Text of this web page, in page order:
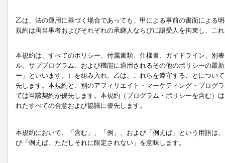
乙は、法の運用に基づく場合であっても、甲による事前の書面による
規約は両当事者およびそれぞれの承継人ならびに譲受人を拘束し、こ
本規約は、すべてのポリシー、付属書類、仕様書、ガイドライン、別
ル、サブプログラム、および機能に適用されるその他のポリシーの最
ー 」といいます。）を組み入れ、乙は、これらを遵守することにつ
先します。本規約と、別のアフィリエイト・マーケティング・プログ
ては当該契約が優先します。本規約（プログラム・ポリシーを含む）
れたすべての合意および協議に優先します。
本規約において、「含む」、「例」、および「例えば」という用語は
び「例えば、ただしそれに限定されない」を意味します。